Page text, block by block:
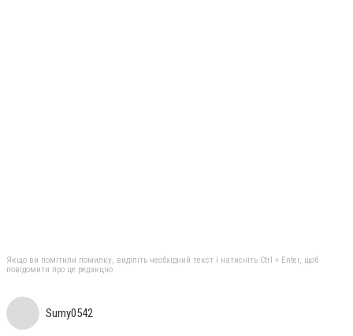
Якщо ви помітили помилку, виділіть необхідний текст і натисніть Ctrl + Enter, щоб
повідомити про це редакцію
Sumy0542